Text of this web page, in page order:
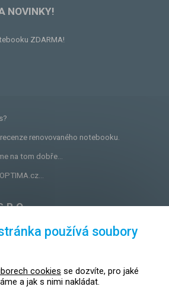
NOVINKY!
ZDARMA!
renovovaného notebooku.
na tom dobře...
Olomouc
587 407 456
používá soubory
cookies se dozvíte, pro jaké
a jak s nimi nakládat.